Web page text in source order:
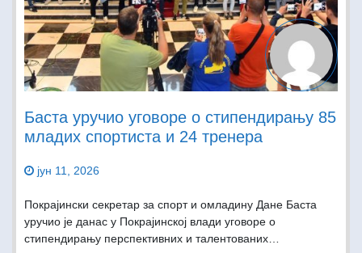
Баста уручио уговоре о стипендирању 85
младих спортиста и 24 тренера
јун 11, 2026
Покрајински секретар за спорт и омладину Дане Баста
уручио је данас у Покрајинској влади уговоре о
стипендирању перспективних и талентованих…